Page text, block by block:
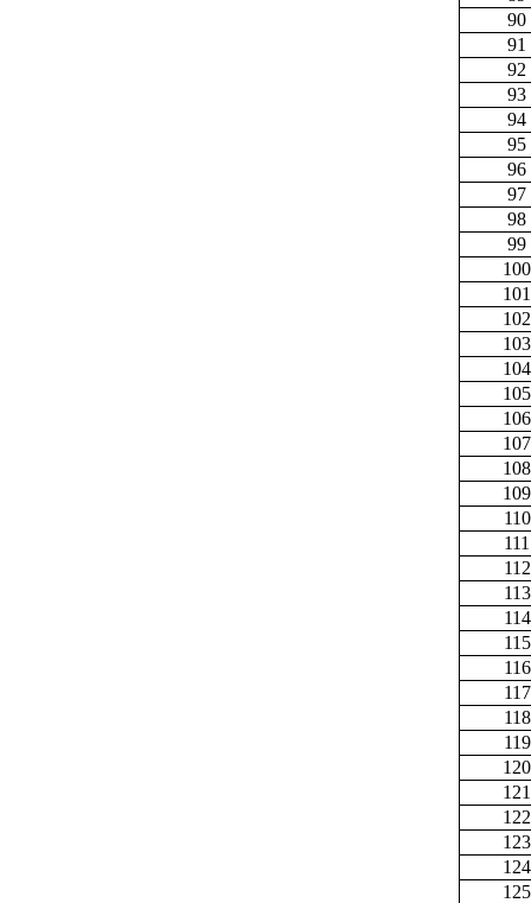
90
91
92
93
94
95
96
97
98
99
100
101
102
103
104
105
106
107
108
109
110
111
112
113
114
115
116
117
118
119
120
121
122
123
124
125